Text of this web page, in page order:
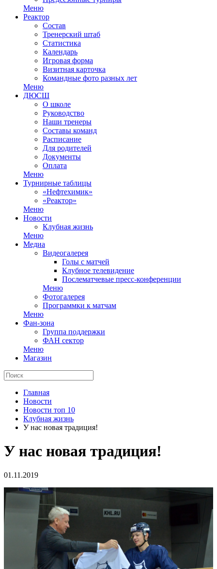
Меню
Реактор
Состав
Тренерский штаб
Статистика
Календарь
Игровая форма
Визитная карточка
Командные фото разных лет
Меню
ДЮСШ
О школе
Руководство
Наши тренеры
Составы команд
Расписание
Для родителей
Документы
Оплата
Меню
Турнирные таблицы
«Нефтехимик»
«Реактор»
Меню
Новости
Клубная жизнь
Меню
Медиа
Видеогалерея
Голы с матчей
Клубное телевидение
Послематчевые пресс-конференции
Меню
Фотогалерея
Программки к матчам
Меню
Фан-зона
Группа поддержки
ФАН сектор
Меню
Магазин
Главная
Новости
Новости топ 10
Клубная жизнь
У нас новая традиция!
У нас новая традиция!
01.11.2019